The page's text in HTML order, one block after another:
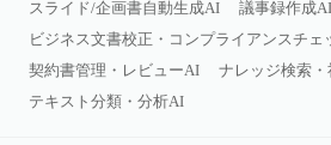
スライド/企画書自動生成AI 議事録作成AI
ビジネス文書校正・コンプライアンスチェ
契約書管理・レビューAI
ナレッジ検索
テキスト分類・分析AI